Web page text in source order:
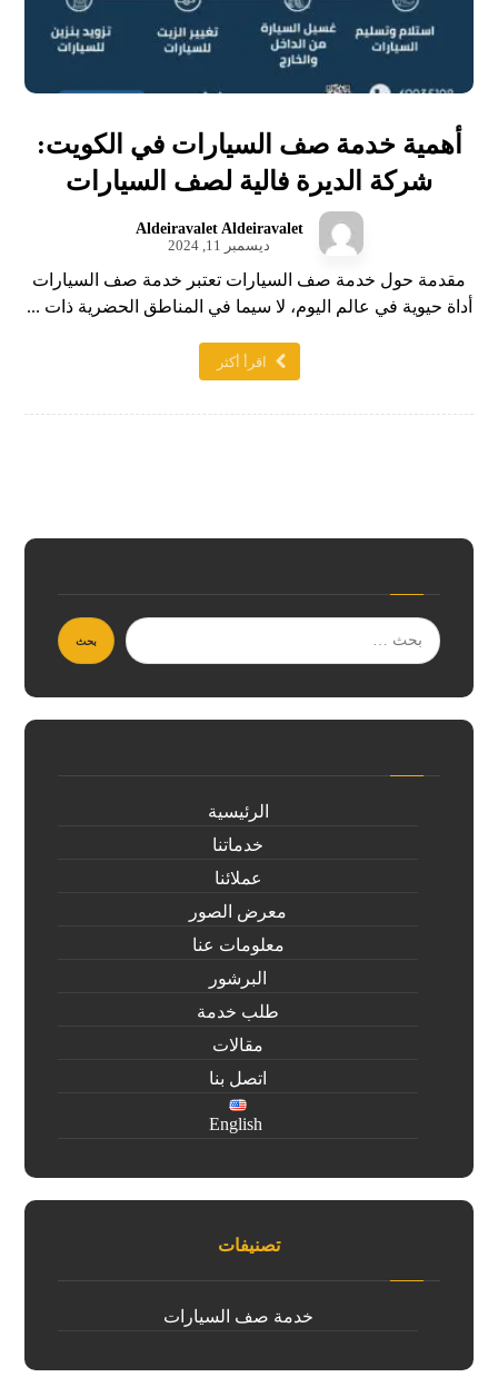
أهمية خدمة صف السيارات في الكويت:
شركة الديرة فالية لصف السيارات
Aldeiravalet Aldeiravalet
ديسمبر 11, 2024
مقدمة حول خدمة صف السيارات تعتبر خدمة صف السيارات
أداة حيوية في عالم اليوم، لا سيما في المناطق الحضرية ذات ...
اقرأ أكثر
الرئيسية
خدماتنا
عملائنا
معرض الصور
معلومات عنا
البرشور
طلب خدمة
مقالات
اتصل بنا
English
تصنيفات
خدمة صف السيارات